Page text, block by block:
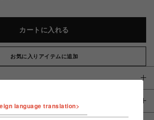
カートに入れる
お気に入りアイテムに追加
language translation>